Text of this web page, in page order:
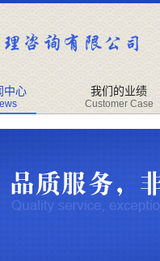
中心 我们的业绩
Customer Case